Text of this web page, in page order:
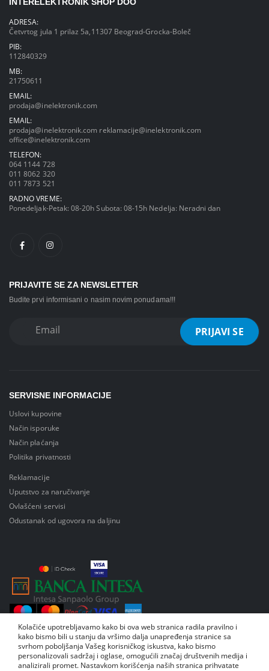
INTERELEKTRONIK SHOP DOO
ADRESA:
Četvrtog jula 1 prilaz 5a,11307 Beograd-Grocka-Boleč
PIB:
112840329
MB:
21750611
EMAIL:
prodaja@inelektronik.com
EMAIL:
prodaja@inelektronik.com reklamacije@inelektronik.com
office@inelektronik.com
TELEFON:
064 1144 728
011 8062 320
011 7873 521
RADNO VREME:
Ponedeljak-Petak: 08-20h Subota: 08-15h Nedelja: Neradni dan
PRIJAVITE SE ZA NEWSLETTER
Budite prvi informisani o nasim novim ponudama!!!
SERVISNE INFORMACIJE
Uslovi kupovine
Način isporuke
Način plaćanja
Politika privatnosti
Reklamacije
Uputstvo za naručivanje
Ovlašćeni servisi
Odustanak od ugovora na daljinu
Kolačiće upotrebljavamo kako bi ova web stranica radila pravilno i
kako bismo bili u stanju da vršimo dalja unapređenja stranice sa
svrhom poboljšanja Vašeg korisničkog iskustva, kako bismo
personalizovali sadržaj i oglase, omogućili značaj društvenih medija i
analizirali promet. Nastavkom korišćenja naših stranica prihvatate